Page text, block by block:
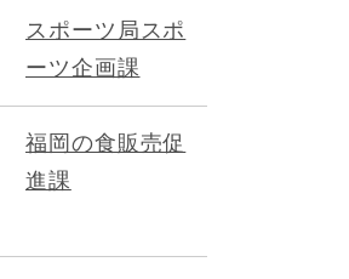
スポーツ局スポ
ーツ企画課
福岡の食販売促
進課